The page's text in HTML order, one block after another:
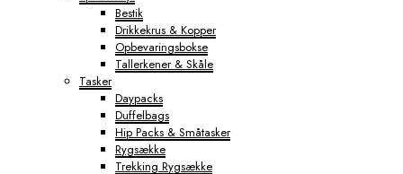
Bestik
Drikkekrus & Kopper
Opbevaringsbokse
Tallerkener & Skåle
Tasker
Daypacks
Duffelbags
Hip Packs & Småtasker
Rygsække
Trekking Rygsække